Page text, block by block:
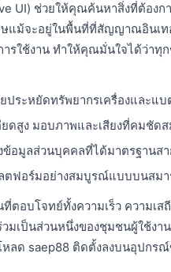
UI) ช่วยให้คุณค้นหาสิ่งที่ต้องก
ษแม้จะอยู่ในพื้นที่ที่สัญญาณอินเท
รใช้งาน ทำให้คุณมั่นใจได้ว่าทุ
ประหยัดทรัพยากรเครื่องและแ
ดสูง มอบภาพและเสียงที่คมชัดส
อมูลส่วนบุคคลที่ได้มาตรฐานส
ตฟอร์มอย่างสมบูรณ์แบบบนสม
อบโจทย์ทั้งความเร็ว ความเส
มเป็นส่วนหนึ่งของชุมชนผู้ใช้ง
ลด saep88 ติดตั้งลงบนอุปกร